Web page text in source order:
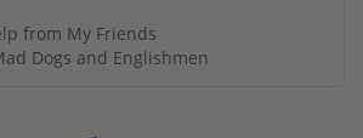
from My Friends
Dogs and Englishmen